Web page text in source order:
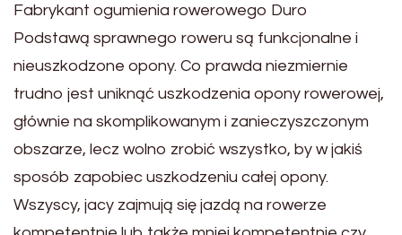
Fabrykant ogumienia rowerowego Duro
Podstawą sprawnego roweru są funkcjonalne i
nieuszkodzone opony. Co prawda niezmiernie
trudno jest uniknąć uszkodzenia opony rowerowej,
głównie na skomplikowanym i zanieczyszczonym
obszarze, lecz wolno zrobić wszystko, by w jakiś
sposób zapobiec uszkodzeniu całej opony.
Wszyscy, jacy zajmują się jazdą na rowerze